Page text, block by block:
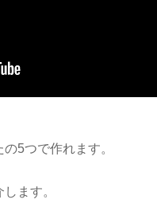
5つで作れます。
ます。